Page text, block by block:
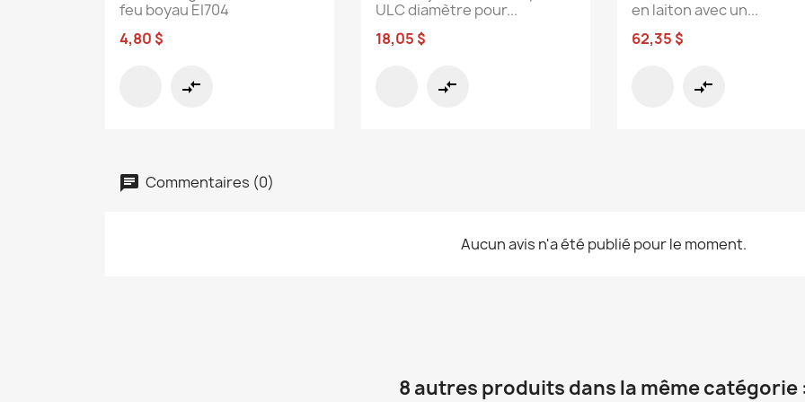
feu boyau EI704
4,80 $
compare_arrows
ULC diamètre pour...
18,05 $
compare_arrows
en laiton avec un...
62,35 $
compare_arrows
Commentaires (0)
Aucun avis n'a été publié pour le moment.
8 autres produits dans la même catégorie